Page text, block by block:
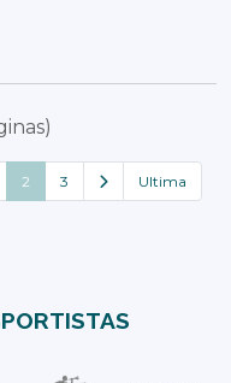
2 3 Ultima